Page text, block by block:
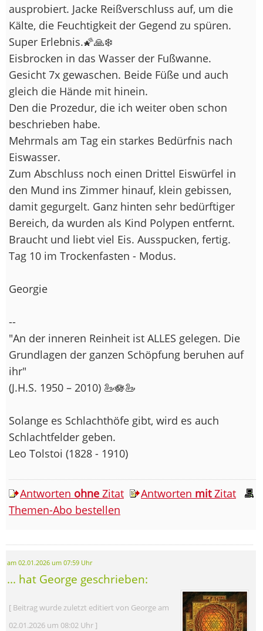
ausprobiert. Jacke Reißverschluss auf, um die
Kälte, die Feuchtigkeit der Gegend zu spüren.
Super Erlebnis.🌠🙏❄️
Eisbrocken in das Wasser der Fußwanne.
Gesicht 7x gewaschen. Beide Füße und auch
gleich die Hände mit hinein.
Den die Prozedur, die ich weiter oben schon
beschrieben habe.
Mehrmals am Tag ein starkes Bedürfnis nach
Eiswasser.
Zum Abschluss noch einen Drittel Eiswürfel in
den Mund ins Zimmer hinauf, klein gebissen,
damit gegurgelt. Ganz hinten sehr bedürftiger
Bereich, da wurden als Kind Polypen entfernt.
Braucht und liebt viel Eis. Ausspucken, fertig.
Tag 10 im Trockenfasten - Modus.
Georgie
--
"An der inneren Reinheit ist ALLES gelegen. Die
Grundlagen der ganzen Schöpfung beruhen auf
ihr"
(J.H.S. 1950 – 2010) 🦢🪷🦢
Solange es Schlachthöfe gibt, wird es auch
Schlachtfelder geben.
Leo Tolstoi (1828 - 1910)
Antworten ohne Zitat Antworten mitZitat
Themen-Abo bestellen
am 02.01.2026 um 07:59 Uhr
... hat George geschrieben:
[ Beitrag wurde zuletzt editiert von George am
02.01.2026 um 08:02 Uhr ]